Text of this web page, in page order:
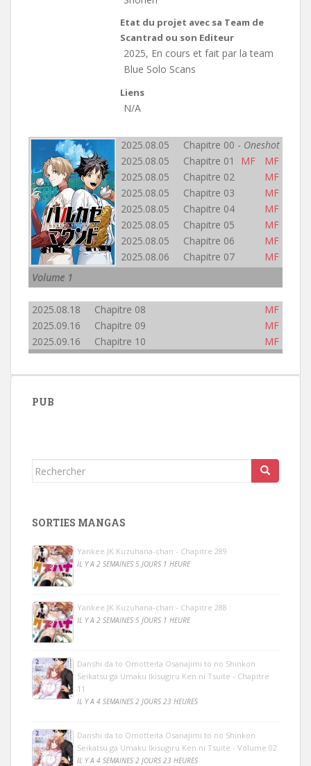
Etat du projet avec sa Team de
Scantrad ou son Editeur
2025, En cours et fait par la team
Blue Solo Scans
Liens
N/A
2025.08.05 Chapitre 00 - Oneshot
MF
2025.08.05 Chapitre 01
MF
2025.08.05 Chapitre 02
MF
2025.08.05 Chapitre 03
MF
2025.08.05 Chapitre 04
MF
2025.08.05 Chapitre 05
MF
2025.08.05 Chapitre 06
MF
2025.08.06 Chapitre 07
MF
Volume 1
2025.08.18 Chapitre 08
MF
2025.09.16 Chapitre 09
MF
2025.09.16 Chapitre 10
MF
PUB
Rechercher...
SORTIES MANGAS
Yankee JK Kuzuhana-chan - Chapitre 289
IL Y A 2 SEMAINES 5 JOURS 1 HEURE
Yankee JK Kuzuhana-chan - Chapitre 288
IL Y A 2 SEMAINES 5 JOURS 1 HEURE
Danshi da to Omotteita Osanajimi to no Shinkon
Seikatsu ga Umaku Ikisugiru Ken ni Tsuite - Chapitre
11
IL Y A 4 SEMAINES 2 JOURS 23 HEURES
Danshi da to Omotteita Osanajimi to no Shinkon
Seikatsu ga Umaku Ikisugiru Ken ni Tsuite - Volume 02
IL Y A 4 SEMAINES 2 JOURS 23 HEURES